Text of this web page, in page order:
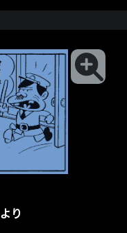
より